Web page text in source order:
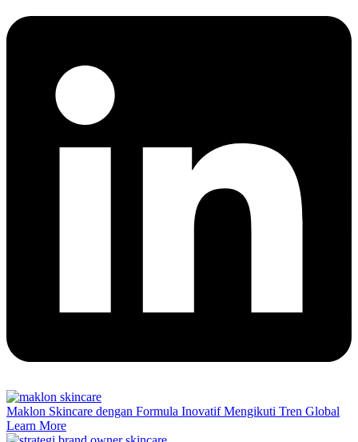
Maklon Skincare dengan Formula Inovatif Mengikuti Tren Global
Learn More